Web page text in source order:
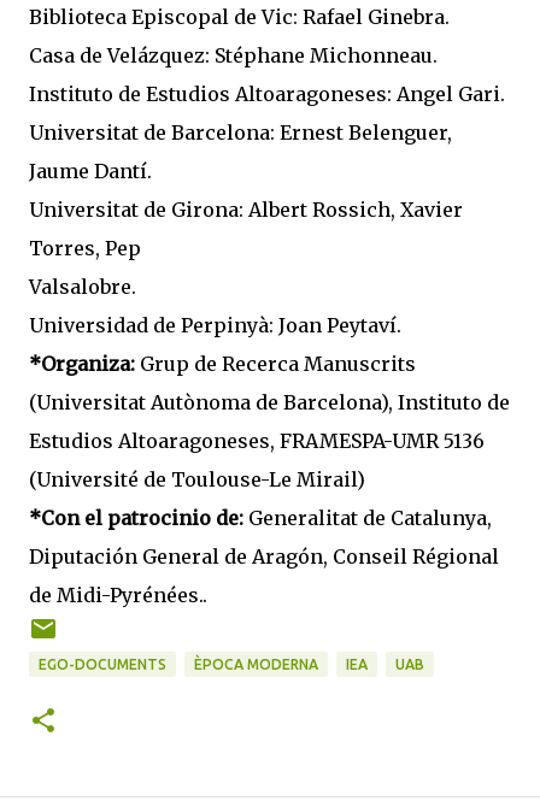
Biblioteca Episcopal de Vic: Rafael Ginebra.
Casa de Velázquez: Stéphane Michonneau.
Instituto de Estudios Altoaragoneses: Angel Gari.
Universitat de Barcelona: Ernest Belenguer,
Jaume Dantí.
Universitat de Girona: Albert Rossich, Xavier
Torres, Pep
Valsalobre.
Universidad de Perpinyà: Joan Peytaví.
*Organiza: Grup de Recerca Manuscrits
(Universitat Autònoma de Barcelona), Instituto de
Estudios Altoaragoneses, FRAMESPA-UMR 5136
(Université de Toulouse-Le Mirail)
*Con el patrocinio de: Generalitat de Catalunya,
Diputación General de Aragón, Conseil Régional
de Midi-Pyrénées..
EGO-DOCUMENTS ÈPOCA MODERNA IEA UAB